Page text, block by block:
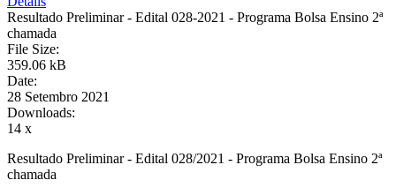
Resultado Preliminar - Edital 028-2021 - Programa Bolsa Ensino 2ª
chamada
File Size:
359.06 kB
Date:
28 Setembro 2021
Downloads:
14 x
Resultado Preliminar - Edital 028/2021 - Programa Bolsa Ensino 2ª
chamada